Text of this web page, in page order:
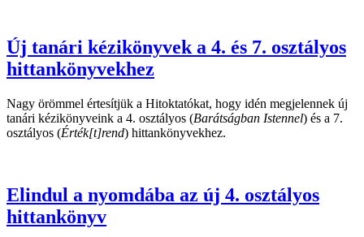
Új tanári kézikönyvek a 4. és 7. osztályos
hittankönyvekhez
Nagy örömmel értesítjük a Hitoktatókat, hogy idén megjelennek új
tanári kézikönyveink a 4. osztályos (Barátságban Istennel) és a 7.
osztályos (Érték[t]rend) hittankönyvekhez.
Elindul a nyomdába az új 4. osztályos
hittankönyv